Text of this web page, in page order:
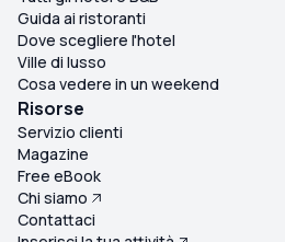
Guida ai ristoranti
Dove scegliere l'hotel
Ville di lusso
Cosa vedere in un weekend
Risorse
Servizio clienti
Magazine
Free eBook
Chi siamo
Contattaci